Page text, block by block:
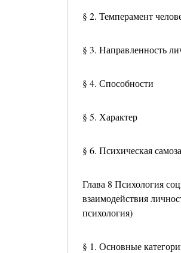
§ 2. Темперамент
§ 3. Направленность
§ 4. Способности
§ 5. Характер
§ 6. Психическая
Глава 8 Психология
взаимодействия
психология)
§ 1. Основные